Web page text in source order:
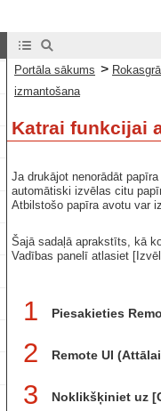
Portāla sākums >
izmantošana
Katrai funkcijai
Ja drukājot nenorādāt
automātiski izvēlas citu
Atbilstošo papīra avotu var
Šajā sadaļā aprakstīts, kā
Vadības panelī atlasiet
1 Piesakieties
2 Remote UI
3 Noklikšķiniet uz